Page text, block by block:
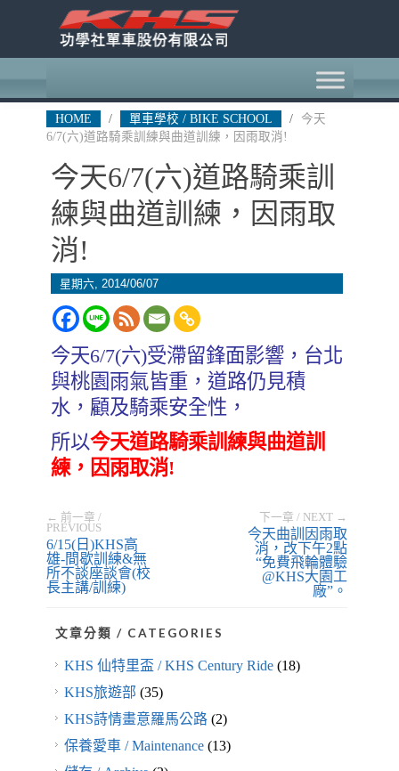
HOME / 單車學校 / BIKE SCHOOL /
今天
6/7(六)道路騎乘訓練與曲道訓練，因雨取消!
今天6/7(六)道路騎乘訓
練與曲道訓練，因雨取
消!
星期六, 2014/06/07
今天6/7(六)受滯留鋒面影響，台北
與桃園雨氣皆重，道路仍見積
水， 顧及騎乘安全性，
所以今天道路騎乘訓練與曲道訓
練，因雨取消!
← 前一章 /
PREVIOUS
6/15(日)KHS高
雄-間歇訓練&無
所不談座談會(校
長主講/訓練)
下一章 / NEXT →
今天曲訓因雨取
消，改下午2點
“免費飛輪體驗
@KHS大園工
廠”。
文章分類 / CATEGORIES
KHS 仙特里盃 / KHS Century Ride(18)
KHS旅遊部 (35)
KHS詩情畫意羅馬公路(2)
保養愛車 / Maintenance(13)